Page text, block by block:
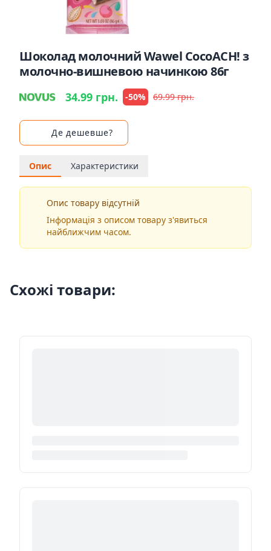
Шоколад молочний Wawel CocoACH! з
молочно-вишневою начинкою 86г
34.99 грн. -50% 69.99 грн.
Де дешевше?
Опис Характеристики
Опис товару відсутній
Інформація з описом товару з'явиться
найближчим часом.
Схожі товари: